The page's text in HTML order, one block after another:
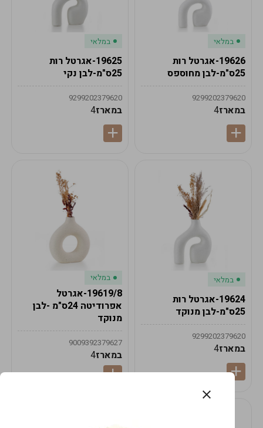
במלאי
19626-אגרטל רות
25ס"מ-לבן מחוספס
9299202379620
במארז4
במלאי
19625-אגרטל רות
25ס"מ-לבן נקי
9299202379620
במארז4
במלאי
19624-אגרטל רות
25ס"מ-לבן מנוקד
9299202379620
במארז4
במלאי
19619/8-אגרטל
אפרודיטה 24ס"מ -לבן
מנוקד
9009392379627
במארז4